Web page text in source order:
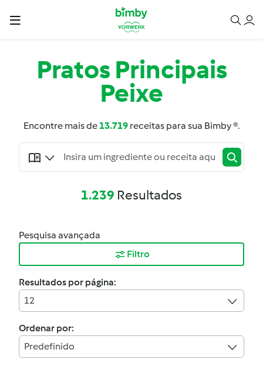
Pratos Principais
Peixe
Encontre mais de13.719 receitas para sua Bimby ®.
1.239 Resultados
Pesquisa avançada
Filtro
Resultados por página:
12
Ordenar por:
Predefinido